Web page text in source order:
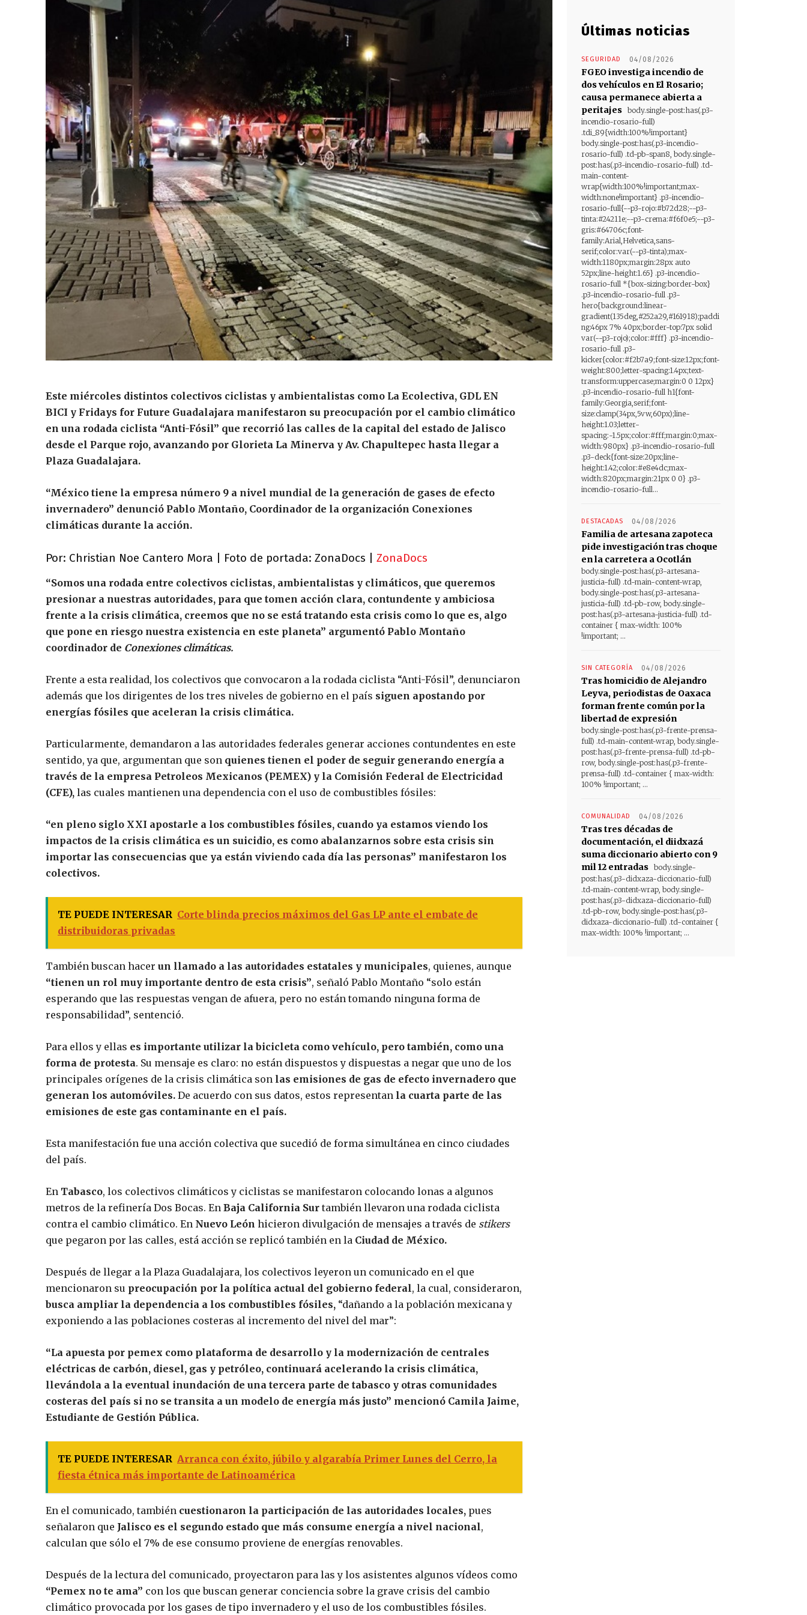
Este miércoles distintos colectivos ciclistas y ambientalistas como La Ecolectiva, GDL EN
BICI y Fridays for Future Guadalajara manifestaron su preocupación por el cambio climático
en una rodada ciclista “Anti-Fósil” que recorrió las calles de la capital del estado de Jalisco
desde el Parque rojo, avanzando por Glorieta La Minerva y Av. Chapultepec hasta llegar a
Plaza Guadalajara.
“México tiene la empresa número 9 a nivel mundial de la generación de gases de efecto
invernadero” denunció Pablo Montaño, Coordinador de la organización Conexiones
climáticas durante la acción.
Por: Christian Noe Cantero Mora | Foto de portada: ZonaDocs | ZonaDocs
“Somos una rodada entre colectivos ciclistas, ambientalistas y climáticos, que queremos
presionar a nuestras autoridades, para que tomen acción clara, contundente y ambiciosa
frente a la crisis climática, creemos que no se está tratando esta crisis como lo que es, algo
que pone en riesgo nuestra existencia en este planeta” argumentó Pablo Montaño
coordinador de Conexiones climáticas.
Frente a esta realidad, los colectivos que convocaron a la rodada ciclista “Anti-Fósil”, denunciaron
además que los dirigentes de los tres niveles de gobierno en el país siguen apostando por
energías fósiles que aceleran la crisis climática.
Particularmente, demandaron a las autoridades federales generar acciones contundentes en este
sentido, ya que, argumentan que son quienes tienen el poder de seguir generando energía a
través de la empresa Petroleos Mexicanos (PEMEX) y la Comisión Federal de Electricidad
(CFE), las cuales mantienen una dependencia con el uso de combustibles fósiles:
“en pleno siglo XXI apostarle a los combustibles fósiles, cuando ya estamos viendo los
impactos de la crisis climática es un suicidio, es como abalanzarnos sobre esta crisis sin
importar las consecuencias que ya están viviendo cada día las personas” manifestaron los
colectivos.
TE PUEDE INTERESAR Corte blinda precios máximos del Gas LP ante el embate de
distribuidoras privadas
También buscan hacer un llamado a las autoridades estatales y municipales, quienes, aunque
“tienen un rol muy importante dentro de esta crisis”, señaló Pablo Montaño “solo están
esperando que las respuestas vengan de afuera, pero no están tomando ninguna forma de
responsabilidad”, sentenció.
Para ellos y ellas es importante utilizar la bicicleta como vehículo, pero también, como una
forma de protesta. Su mensaje es claro: no están dispuestos y dispuestas a negar que uno de los
principales orígenes de la crisis climática son las emisiones de gas de efecto invernadero que
generan los automóviles. De acuerdo con sus datos, estos representan la cuarta parte de las
emisiones de este gas contaminante en el país.
Esta manifestación fue una acción colectiva que sucedió de forma simultánea en cinco ciudades
del país.
En Tabasco, los colectivos climáticos y ciclistas se manifestaron colocando lonas a algunos
metros de la refinería Dos Bocas. En Baja California Sur también llevaron una rodada ciclista
contra el cambio climático. En Nuevo León hicieron divulgación de mensajes a través de stikers
que pegaron por las calles, está acción se replicó también en la Ciudad de México.
Después de llegar a la Plaza Guadalajara, los colectivos leyeron un comunicado en el que
mencionaron su preocupación por la política actual del gobierno federal, la cual, consideraron,
busca ampliar la dependencia a los combustibles fósiles, “dañando a la población mexicana y
exponiendo a las poblaciones costeras al incremento del nivel del mar”:
“La apuesta por pemex como plataforma de desarrollo y la modernización de centrales
eléctricas de carbón, diesel, gas y petróleo, continuará acelerando la crisis climática,
llevándola a la eventual inundación de una tercera parte de tabasco y otras comunidades
costeras del país si no se transita a un modelo de energía más justo” mencionó Camila Jaime,
Estudiante de Gestión Pública.
TE PUEDE INTERESAR Arranca con éxito, júbilo y algarabía Primer Lunes del Cerro, la
fiesta étnica más importante de Latinoamérica
En el comunicado, también cuestionaron la participación de las autoridades locales, pues
señalaron que Jalisco es el segundo estado que más consume energía a nivel nacional,
calculan que sólo el 7% de ese consumo proviene de energías renovables.
Después de la lectura del comunicado, proyectaron para las y los asistentes algunos vídeos como
“Pemex no te ama” con los que buscan generar conciencia sobre la grave crisis del cambio
climático provocada por los gases de tipo invernadero y el uso de los combustibles fósiles.
Últimas noticias
SEGURIDAD 04/08/2026
FGEO investiga incendio de
dos vehículos en El Rosario;
causa permanece abierta a
peritajes body.single-post:has(.p3-
incendio-rosario-full)
.tdi_89{width:100%!important}
body.single-post:has(.p3-incendio-
rosario-full) .td-pb-span8, body.single-
post:has(.p3-incendio-rosario-full) .td-
main-content-
wrap{width:100%!important;max-
width:none!important} .p3-incendio-
rosario-full{--p3-rojo:#b72d28;--p3-
tinta:#24211e;--p3-crema:#f6f0e5;--p3-
gris:#64706c;font-
family:Arial,Helvetica,sans-
serif;color:var(--p3-tinta);max-
width:1180px;margin:28px auto
52px;line-height:1.65} .p3-incendio-
rosario-full *{box-sizing:border-box}
.p3-incendio-rosario-full .p3-
hero{background:linear-
gradient(135deg,#252a29,#161918);paddi
ng:46px 7% 40px;border-top:7px solid
var(--p3-rojo);color:#fff} .p3-incendio-
rosario-full .p3-
kicker{color:#f2b7a9;font-size:12px;font-
weight:800;letter-spacing:1.4px;text-
transform:uppercase;margin:0 0 12px}
.p3-incendio-rosario-full h1{font-
family:Georgia,serif;font-
size:clamp(34px,5vw,60px);line-
height:1.03;letter-
spacing:-1.5px;color:#fff;margin:0;max-
width:980px} .p3-incendio-rosario-full
.p3-deck{font-size:20px;line-
height:1.42;color:#e8e4dc;max-
width:820px;margin:21px 0 0} .p3-
incendio-rosario-full...
DESTACADAS 04/08/2026
Familia de artesana zapoteca
pide investigación tras choque
en la carretera a Ocotlán
body.single-post:has(.p3-artesana-
justicia-full) .td-main-content-wrap,
body.single-post:has(.p3-artesana-
justicia-full) .td-pb-row, body.single-
post:has(.p3-artesana-justicia-full) .td-
container { max-width: 100%
!important; ...
SIN CATEGORÍA 04/08/2026
Tras homicidio de Alejandro
Leyva, periodistas de Oaxaca
forman frente común por la
libertad de expresión
body.single-post:has(.p3-frente-prensa-
full) .td-main-content-wrap, body.single-
post:has(.p3-frente-prensa-full) .td-pb-
row, body.single-post:has(.p3-frente-
prensa-full) .td-container { max-width:
100% !important; ...
COMUNALIDAD 04/08/2026
Tras tres décadas de
documentación, el diidxazá
suma diccionario abierto con 9
mil 12 entradas body.single-
post:has(.p3-didxaza-diccionario-full)
.td-main-content-wrap, body.single-
post:has(.p3-didxaza-diccionario-full)
.td-pb-row, body.single-post:has(.p3-
didxaza-diccionario-full) .td-container {
max-width: 100% !important; ...